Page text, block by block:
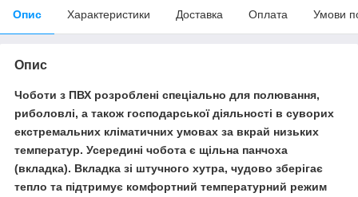
Опис Характеристики Доставка Оплата Умови
Опис
Чоботи з ПВХ розроблені спеціально для полювання,
риболовлі, а також господарської діяльності в суворих
екстремальних кліматичних умовах за вкрай низьких
температур. Усередині чобота є щільна панчоха
(вкладка). Вкладка зі штучного хутра, чудово зберігає
тепло та підтримує комфортний температурний режим